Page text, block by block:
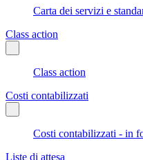
Carta dei servizi e
Class action
Class action
Costi contabilizzati
Costi contabilizzati - in
Liste di attesa